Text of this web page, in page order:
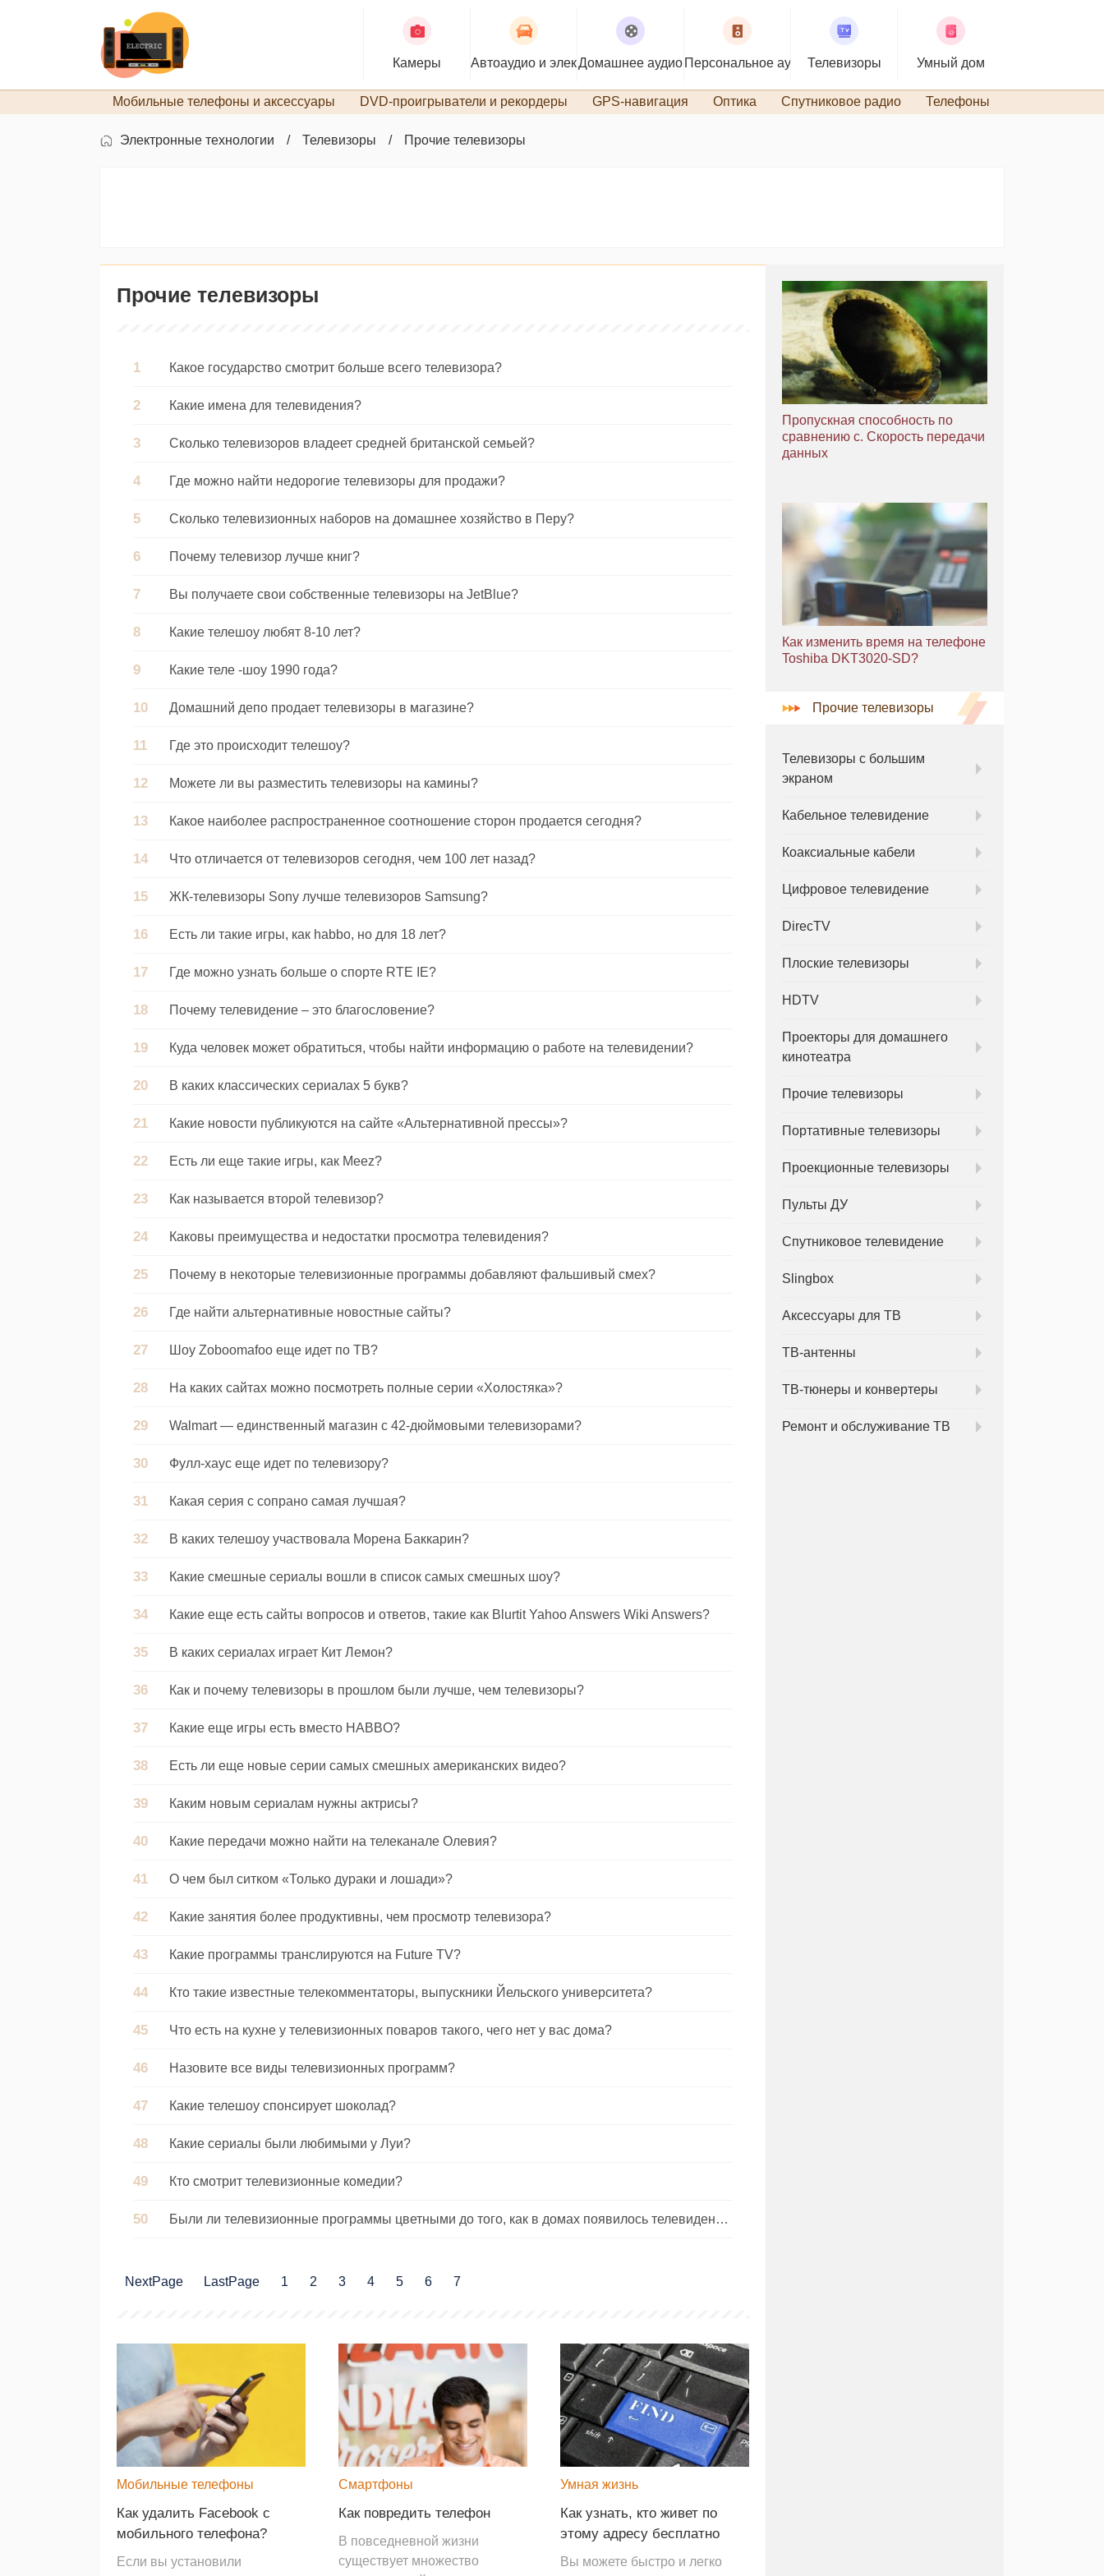
Камеры Автоаудио и электроникаДомашнее аудио Персональное аудиоТелевизоры Умный дом
Мобильные телефоны и аксессуары DVD-проигрыватели и рекордеры GPS-навигация Оптика Спутниковое радио Телефоны
Электронные технологии Телевизоры Прочие телевизоры
Прочие телевизоры
Какое государство смотрит больше всего телевизора?
Какие имена для телевидения?
Сколько телевизоров владеет средней британской семьей?
Где можно найти недорогие телевизоры для продажи?
Сколько телевизионных наборов на домашнее хозяйство в Перу?
Почему телевизор лучше книг?
Вы получаете свои собственные телевизоры на JetBlue?
Какие телешоу любят 8-10 лет?
Какие теле -шоу 1990 года?
Домашний депо продает телевизоры в магазине?
Где это происходит телешоу?
Можете ли вы разместить телевизоры на камины?
Какое наиболее распространенное соотношение сторон продается сегодня?
Что отличается от телевизоров сегодня, чем 100 лет назад?
ЖК-телевизоры Sony лучше телевизоров Samsung?
Есть ли такие игры, как habbo, но для 18 лет?
Где можно узнать больше о спорте RTE IE?
Почему телевидение – это благословение?
Куда человек может обратиться, чтобы найти информацию о работе на телевидении?
В каких классических сериалах 5 букв?
Какие новости публикуются на сайте «Альтернативной прессы»?
Есть ли еще такие игры, как Meez?
Как называется второй телевизор?
Каковы преимущества и недостатки просмотра телевидения?
Почему в некоторые телевизионные программы добавляют фальшивый смех?
Где найти альтернативные новостные сайты?
Шоу Zoboomafoo еще идет по ТВ?
На каких сайтах можно посмотреть полные серии «Холостяка»?
Walmart — единственный магазин с 42-дюймовыми телевизорами?
Фулл-хаус еще идет по телевизору?
Какая серия с сопрано самая лучшая?
В каких телешоу участвовала Морена Баккарин?
Какие смешные сериалы вошли в список самых смешных шоу?
Какие еще есть сайты вопросов и ответов, такие как Blurtit Yahoo Answers Wiki Answers?
В каких сериалах играет Кит Лемон?
Как и почему телевизоры в прошлом были лучше, чем телевизоры?
Какие еще игры есть вместо HABBO?
Есть ли еще новые серии самых смешных американских видео?
Каким новым сериалам нужны актрисы?
Какие передачи можно найти на телеканале Олевия?
О чем был ситком «Только дураки и лошади»?
Какие занятия более продуктивны, чем просмотр телевизора?
Какие программы транслируются на Future TV?
Кто такие известные телекомментаторы, выпускники Йельского университета?
Что есть на кухне у телевизионных поваров такого, чего нет у вас дома?
Назовите все виды телевизионных программ?
Какие телешоу спонсирует шоколад?
Какие сериалы были любимыми у Луи?
Кто смотрит телевизионные комедии?
Были ли телевизионные программы цветными до того, как в домах появилось телевидение?
NextPage LastPage 1 2 3 4 5 6 7
Мобильные телефоны
Как удалить Facebook с
мобильного телефона?
Если вы установили
Смартфоны
Как повредить телефон
В повседневной жизни
существует множество
Умная жизнь
Как узнать, кто живет по
этому адресу бесплатно
Вы можете быстро и легко
Пропускная способность по
сравнению с. Скорость передачи
данных
Как изменить время на телефоне
Toshiba DKT3020-SD?
Прочие телевизоры
Телевизоры с большим
экраном
Кабельное телевидение
Коаксиальные кабели
Цифровое телевидение
DirecTV
Плоские телевизоры
HDTV
Проекторы для домашнего
кинотеатра
Прочие телевизоры
Портативные телевизоры
Проекционные телевизоры
Пульты ДУ
Спутниковое телевидение
Slingbox
Аксессуары для ТВ
ТВ-антенны
ТВ-тюнеры и конвертеры
Ремонт и обслуживание ТВ